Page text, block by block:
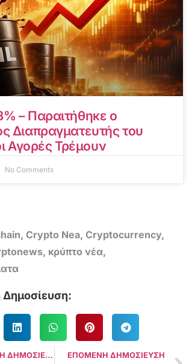
– Παραιτήθηκε ο
Διαπραγματευτής του
Αγορές Τρέμουν
No Comments
, Crypto Nea, Cryptocurrency,
, κρύπτο νέα,
ΠΡΟΗΓΟΥΜΕΝΗ ΔΗΜΟΣΙΕΥΣΗ ΕΠΟΜΕΝΗ ΔΗΜΟΣΙΕΥΣΗ